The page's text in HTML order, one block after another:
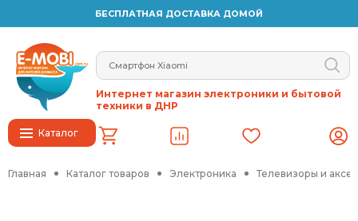
БЕСПЛАТНАЯ ДОСТАВКА ДОМОЙ
Каталог
Интернет магазин электроники и бытовой
техники в ДНР
Главная Каталог товаров Электроника Телевизоры и